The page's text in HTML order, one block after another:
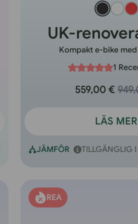
UK-
Kompakt e-bike
1
559,00 €
LÄS MER
JÄMFÖR TILLGÄNGLIG I
REA